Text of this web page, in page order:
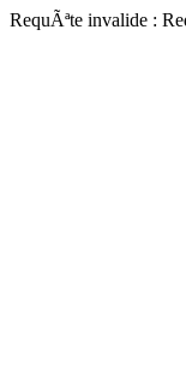
RequÃªte invalide :